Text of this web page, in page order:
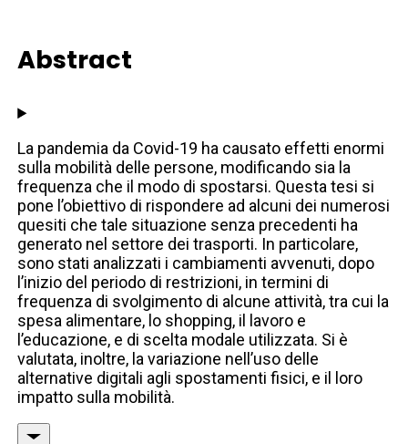
Abstract
La pandemia da Covid-19 ha causato effetti enormi
sulla mobilità delle persone, modificando sia la
frequenza che il modo di spostarsi. Questa tesi si
pone l’obiettivo di rispondere ad alcuni dei numerosi
quesiti che tale situazione senza precedenti ha
generato nel settore dei trasporti. In particolare,
sono stati analizzati i cambiamenti avvenuti, dopo
l’inizio del periodo di restrizioni, in termini di
frequenza di svolgimento di alcune attività, tra cui la
spesa alimentare, lo shopping, il lavoro e
l’educazione, e di scelta modale utilizzata. Si è
valutata, inoltre, la variazione nell’uso delle
alternative digitali agli spostamenti fisici, e il loro
impatto sulla mobilità.